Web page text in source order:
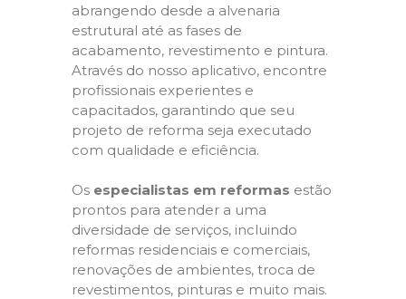
abrangendo desde a alvenaria
estrutural até as fases de
acabamento, revestimento e pintura.
Através do nosso aplicativo, encontre
profissionais experientes e
capacitados, garantindo que seu
projeto de reforma seja executado
com qualidade e eficiência.
Os especialistas em reformas estão
prontos para atender a uma
diversidade de serviços, incluindo
reformas residenciais e comerciais,
renovações de ambientes, troca de
revestimentos, pinturas e muito mais.